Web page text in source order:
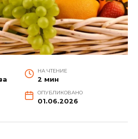
НА ЧТЕНИЕ
2 мин
ОПУБЛИКОВАНО
01.06.2026